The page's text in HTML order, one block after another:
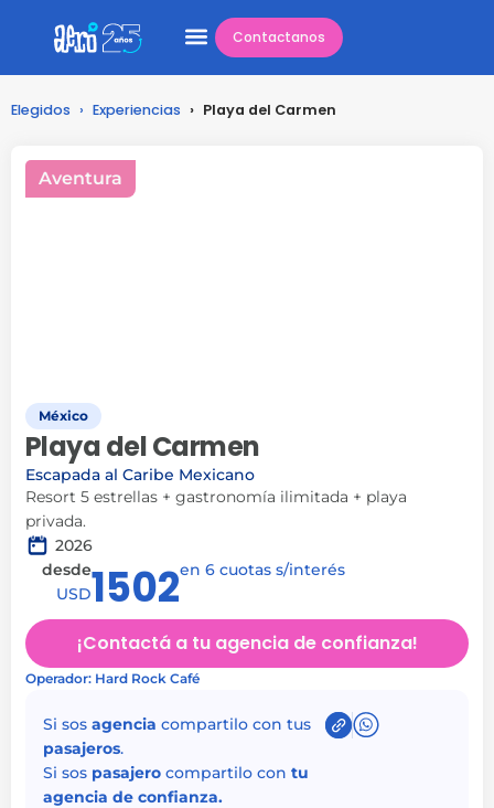
Contactanos
Elegidos › Experiencias › Playa del Carmen
Aventura
México
Playa del Carmen
Escapada al Caribe Mexicano
Resort 5 estrellas + gastronomía ilimitada + playa
privada.
2026
desde
USD1502en 6 cuotas s/interés
¡Contactá a tu agencia de confianza!
Operador: Hard Rock Café
Si sos agencia compartilo con tus
pasajeros.
Si sos pasajerocompartilo con tu
agencia de confianza.